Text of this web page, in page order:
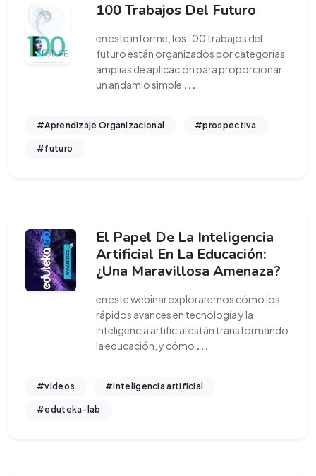
100 Trabajos Del Futuro
en este informe, los 100 trabajos del
futuro están organizados por categorías
amplias de aplicación para proporcionar
un andamio simple ...
#Aprendizaje Organizacional #prospectiva
#futuro
El Papel De La Inteligencia
Artificial En La Educación:
¿Una Maravillosa Amenaza?
en este webinar exploraremos cómo los
rápidos avances en tecnología y la
inteligencia artificial están transformando
la educación, y cómo ...
#videos #inteligencia artificial
#eduteka-lab